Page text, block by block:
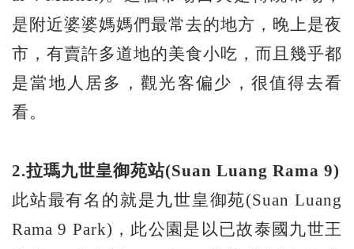
是附近婆婆媽媽們最常去的地方，晚上是夜
市，有賣許多道地的美食小吃，而且幾乎都
是當地人居多，觀光客偏少，很值得去看
看。
2.拉瑪九世皇御苑站(Suan Luang Rama 9)
此站最有名的就是九世皇御苑(Suan Luang
Rama 9 Park)，此公園是以已故泰國九世王